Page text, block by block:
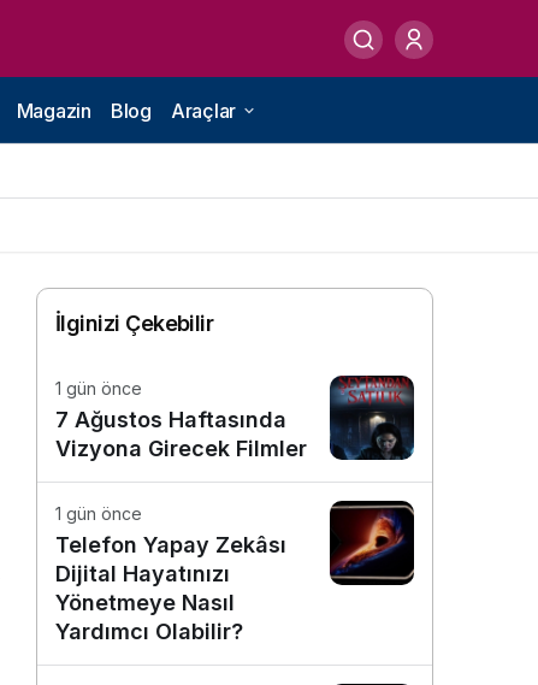
Magazin Blog Araçlar
İlginizi Çekebilir
1 gün önce
7 Ağustos Haftasında
Vizyona Girecek Filmler
1 gün önce
Telefon Yapay Zekâsı
Dijital Hayatınızı
Yönetmeye Nasıl
Yardımcı Olabilir?